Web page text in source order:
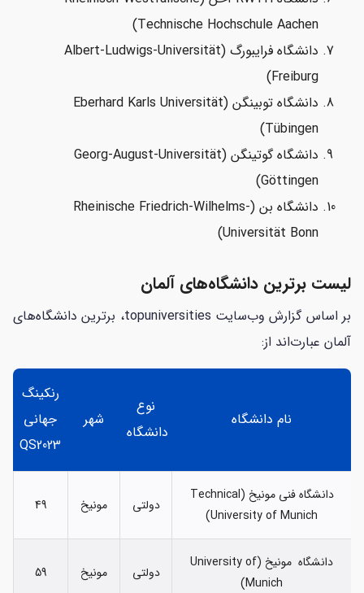
Technische Hochschule Aachen)
دانشگاه فرایبورگ (Albert-Ludwigs-Universität
Freiburg)
دانشگاه توبینگن (Eberhard Karls Universität
Tübingen)
دانشگاه گوتینگن (Georg-August-Universität
Göttingen)
دانشگاه بن (Rheinische Friedrich-Wilhelms-
Universität Bonn)
لیست برترین دانشگاه‌های آلمان
بر اساس گزارش وب‌سایت topuniversities، برترین دانشگاه‌های
آلمان عبارت‌اند از:
نام دانشگاه
نوع
دانشگاه
شهر
رنکینگ
جهانی
QS2023
دانشگاه فنی مونیخ (Technical
University of Munich)
دولتی مونیخ 49
دانشگاه مونیخ (University of
Munich)
دولتی مونیخ 59